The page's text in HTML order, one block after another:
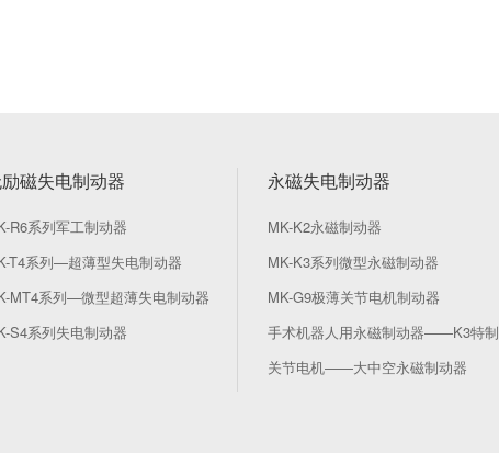
磁失电制动器
R6系列军工制动器
T4系列—超薄型失电制动器
MT4系列—微型超薄失电制动器
S4系列失电制动器
永磁失电制动器
MK-K2永磁制动器
MK-K3系列微型永磁制动器
MK-G9极薄关节电机制动器
手术机器人用永磁制动器——K3特制
关节电机——大中空永磁制动器